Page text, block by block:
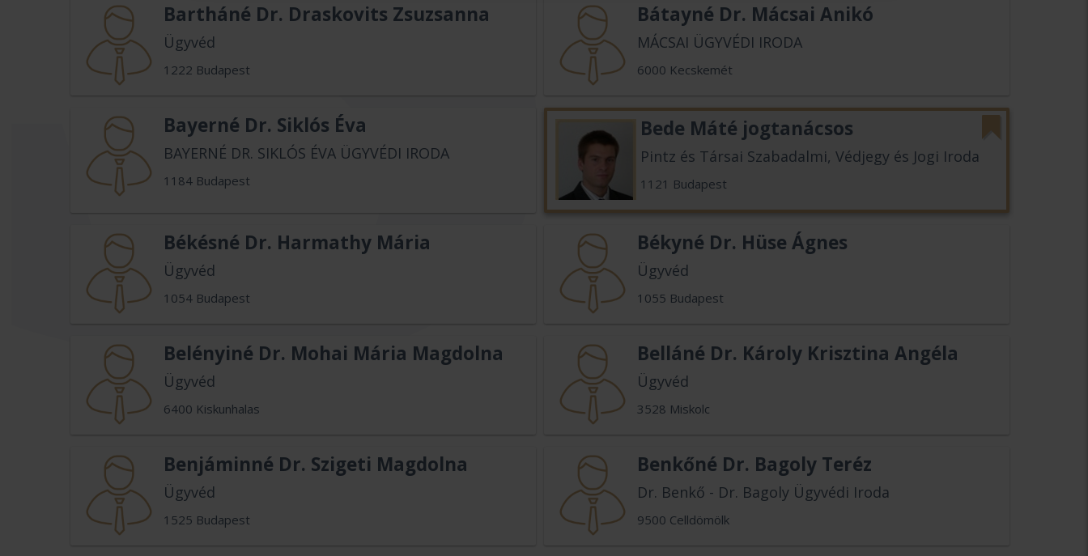
Bartháné Dr. Draskovits Zsuzsanna
Ügyvéd
1222 Budapest
Bátayné Dr. Mácsai Anikó
MÁCSAI ÜGYVÉDI IRODA
6000 Kecskemét
Bayerné Dr. Siklós Éva
BAYERNÉ DR. SIKLÓS ÉVA ÜGYVÉDI IRODA
1184 Budapest
Bede Máté jogtanácsos
Pintz és Társai Szabadalmi, Védjegy és Jogi Iroda
1121 Budapest
Békésné Dr. Harmathy Mária
Ügyvéd
1054 Budapest
Békyné Dr. Hüse Ágnes
Ügyvéd
1055 Budapest
Belényiné Dr. Mohai Mária Magdolna
Ügyvéd
6400 Kiskunhalas
Belláné Dr. Károly Krisztina Angéla
Ügyvéd
3528 Miskolc
Benjáminné Dr. Szigeti Magdolna
Ügyvéd
1525 Budapest
Benkőné Dr. Bagoly Teréz
Dr. Benkő - Dr. Bagoly Ügyvédi Iroda
9500 Celldömölk